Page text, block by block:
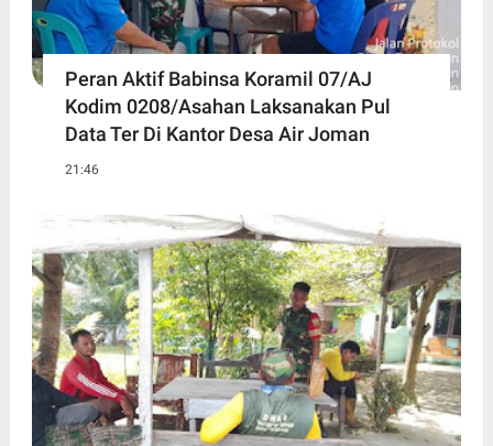
Peran Aktif Babinsa Koramil 07/AJ
Kodim 0208/Asahan Laksanakan Pul
Data Ter Di Kantor Desa Air Joman
21:46